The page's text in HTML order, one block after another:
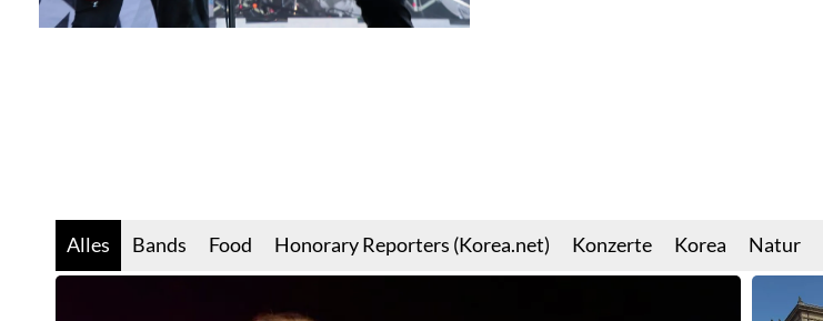
Alles Bands Food Honorary Reporters (Korea.net) Konzerte Korea Natur